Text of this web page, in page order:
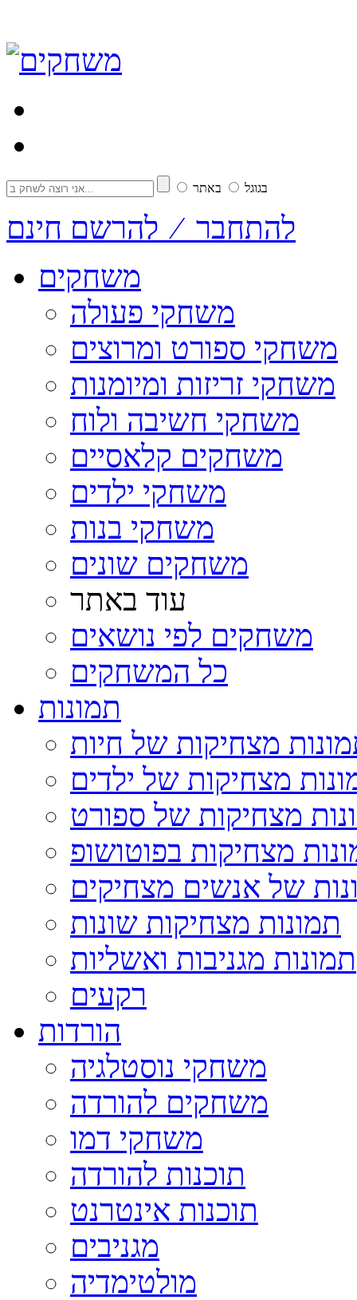
בגוגל באתר
להתחבר ⁄ להרשם חינם
משחקים
משחקי פעולה
משחקי ספורט ומרוצים
משחקי זריזות ומיומנות
משחקי חשיבה ולוח
משחקים קלאסיים
משחקי ילדים
משחקי בנות
משחקים שונים
עוד באתר
משחקים לפי נושאים
כל המשחקים
תמונות
מצחיקות של חיות
מצחיקות של ילדים
מצחיקות של ספורט
מצחיקות בפוטושופ
של אנשים מצחיקים
תמונות מצחיקות שונות
תמונות מגניבות ואשליות
רקעים
הורדות
משחקי נוסטלגיה
משחקים להורדה
משחקי דמו
תוכנות להורדה
תוכנות אינטרנט
מגניבים
מולטימדיה